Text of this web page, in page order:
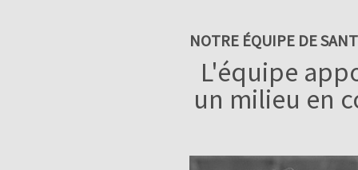
NOTRE ÉQUIPE DE
L'équipe
un milieu en